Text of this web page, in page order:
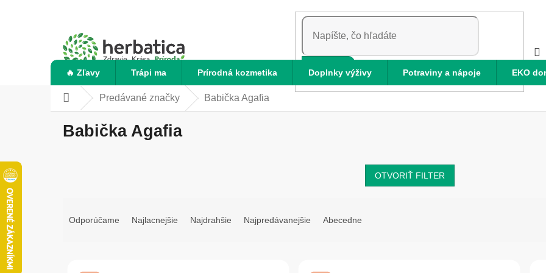
HĽADAŤ
🔥 Zľavy Trápi ma Prírodná kozmetika Doplnky výživy Potraviny a nápoje EKO
DomovPredávané značky Babička Agafia
Babička Agafia
OTVORIŤ FILTER
Odporúčame Najlacnejšie Najdrahšie Najpredávanejšie Abecedne